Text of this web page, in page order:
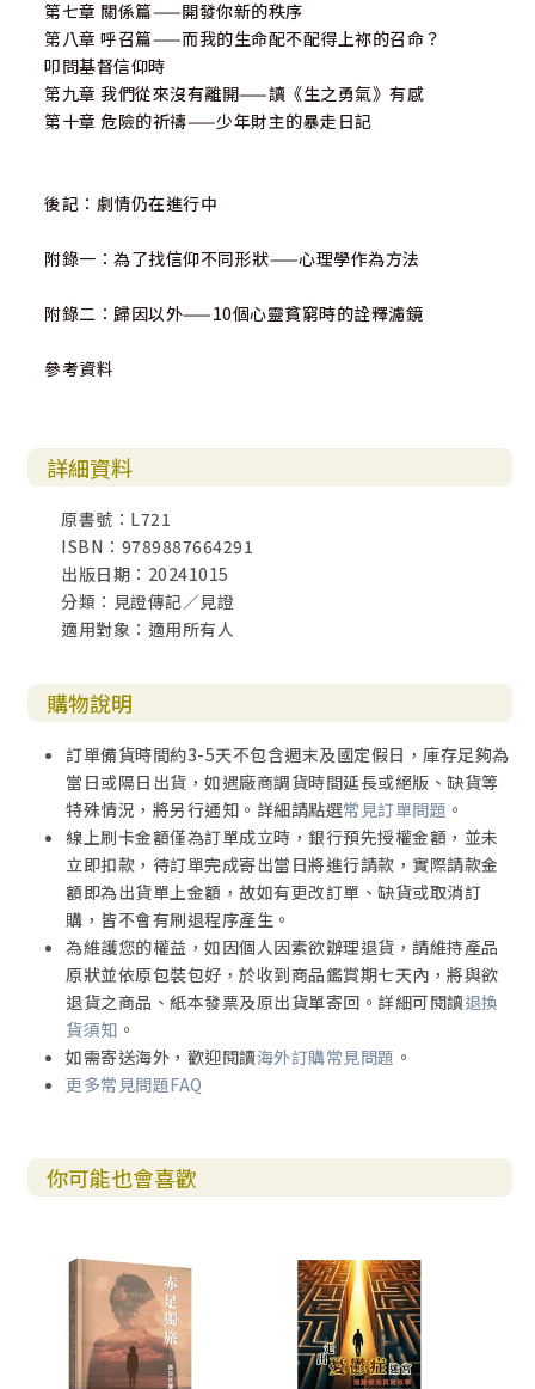
第七章 關係篇——開發你新的秩序
第八章 呼召篇——而我的生命配不配得上祢的召命？
叩問基督信仰時
第九章 我們從來沒有離開——讀《生之勇氣》有感
第十章 危險的祈禱——少年財主的暴走日記
後記：劇情仍在進行中
附錄一：為了找信仰不同形狀——心理學作為方法
附錄二：歸因以外——10個心靈貧窮時的詮釋濾鏡
參考資料
詳細資料
原書號：L721
ISBN：9789887664291
出版日期：20241015
分類：見證傳記／見證
適用對象：適用所有人
購物說明
訂單備貨時間約3-5天不包含週末及國定假日，庫存足夠為
當日或隔日出貨，如遇廠商調貨時間延長或絕版、缺貨等
特殊情況，將另行通知。詳細請點選常見訂單問題 。
線上刷卡金額僅為訂單成立時，銀行預先授權金額，並未
立即扣款，待訂單完成寄出當日將進行請款，實際請款金
額即為出貨單上金額，故如有更改訂單、缺貨或取消訂
購，皆不會有刷退程序產生。
為維護您的權益，如因個人因素欲辦理退貨，請維持產品
原狀並依原包裝包好，於收到商品鑑賞期七天內，將與欲
退貨之商品、紙本發票及原出貨單寄回。詳細可閱讀退換
貨須知 。
如需寄送海外，歡迎閱讀海外訂購常見問題 。
更多常見問題FAQ
你可能也會喜歡